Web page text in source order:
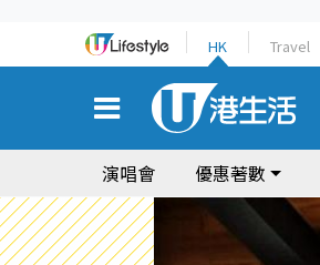
HK Travel
演唱會 優惠著數